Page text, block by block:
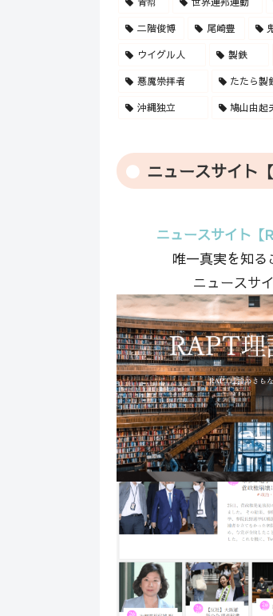
二階俊博 尾崎豊
ウイグル人 製鉄
悪魔崇拝者 たたら製
沖縄独立 鳩山由起
ニュースサイト
ニュースサイト【
唯一真実を知る
ニュースサ